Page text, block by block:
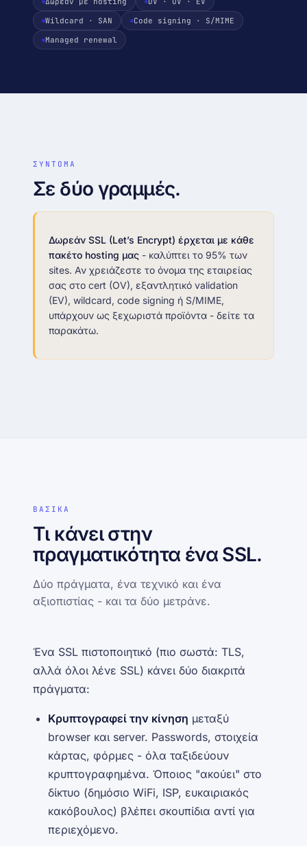
Δωρεάν μεταφορά site
Zero-downtime · την κάνουμε εμείς
IP · ASN · ISP · reverse DNS
DNS · WHOIS · SSL
Wildcard · SAN
Code signing · S/MIME
Managed renewal
ΣΥΝΤΟΜΑ
Σε δύο γραμμές.
Δωρεάν SSL (Let’s Encrypt) έρχεται με κάθε
πακέτο hosting μας - καλύπτει το 95% των
sites. Αν χρειάζεστε το όνομα της εταιρείας
σας στο cert (OV), εξαντλητικό validation
(EV), wildcard, code signing ή S/MIME,
υπάρχουν ως ξεχωριστά προϊόντα - δείτε τα
παρακάτω.
ΒΑΣΙΚΑ
Τι κάνει στην
πραγματικότητα ένα SSL.
Δύο πράγματα, ένα τεχνικό και ένα
αξιοπιστίας - και τα δύο μετράνε.
Ένα SSL πιστοποιητικό (πιο σωστά: TLS,
αλλά όλοι λένε SSL) κάνει δύο διακριτά
πράγματα:
Κρυπτογραφεί την κίνηση μεταξύ
browser και server. Passwords, στοιχεία
κάρτας, φόρμες - όλα ταξιδεύουν
κρυπτογραφημένα. Όποιος "ακούει" στο
δίκτυο (δημόσιο WiFi, ISP, ευκαιριακός
κακόβουλος) βλέπει σκουπίδια αντί για
περιεχόμενο.